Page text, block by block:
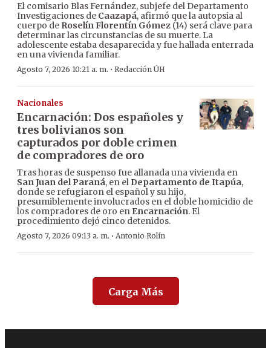
El comisario Blas Fernández, subjefe del Departamento
Investigaciones de Caazapá, afirmó que la autopsia al
cuerpo de Roselín Florentín Gómez (14) será clave para
determinar las circunstancias de su muerte. La
adolescente estaba desaparecida y fue hallada enterrada
en una vivienda familiar.
Agosto 7, 2026 10:21 a. m. · Redacción ÚH
Nacionales
Encarnación: Dos españoles y
tres bolivianos son
capturados por doble crimen
de compradores de oro
Tras horas de suspenso fue allanada una vivienda en
San Juan del Paraná, en el Departamento de Itapúa,
donde se refugiaron el español y su hijo,
presumiblemente involucrados en el doble homicidio de
los compradores de oro en Encarnación. El
procedimiento dejó cinco detenidos.
Agosto 7, 2026 09:13 a. m. · Antonio Rolín
Carga Más